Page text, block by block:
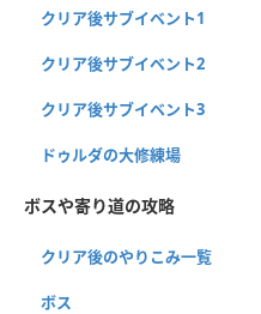
クリア後サブイベント1
クリア後サブイベント2
クリア後サブイベント3
ドゥルダの大修練場
ボスや寄り道の攻略
クリア後のやりこみ一覧
ボス